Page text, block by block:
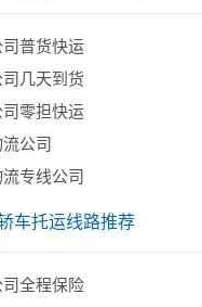
普货快运
几天到货
零担快运
公司
专线公司
车托运线路推荐
全程保险